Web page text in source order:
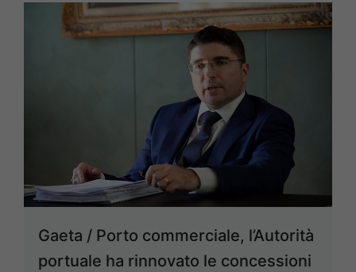
Gaeta / Porto commerciale, l’Autorità
portuale ha rinnovato le concessioni